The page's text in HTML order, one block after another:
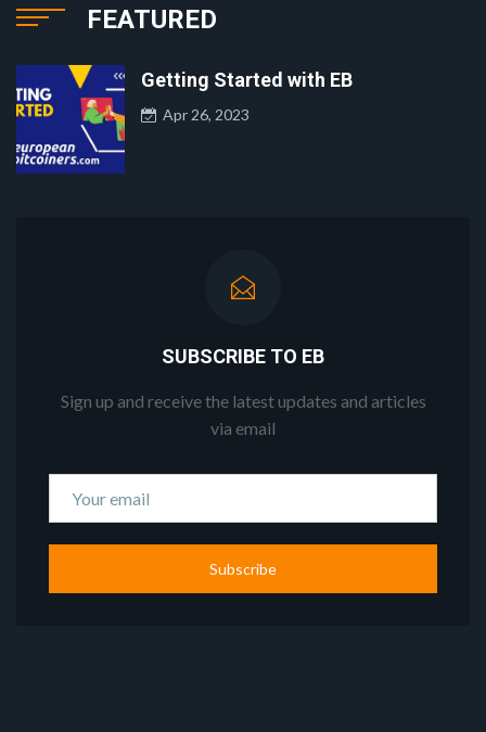
FEATURED
Getting Started with EB
Apr 26, 2023
SUBSCRIBE TO EB
Sign up and receive the latest updates and articles
via email
Subscribe